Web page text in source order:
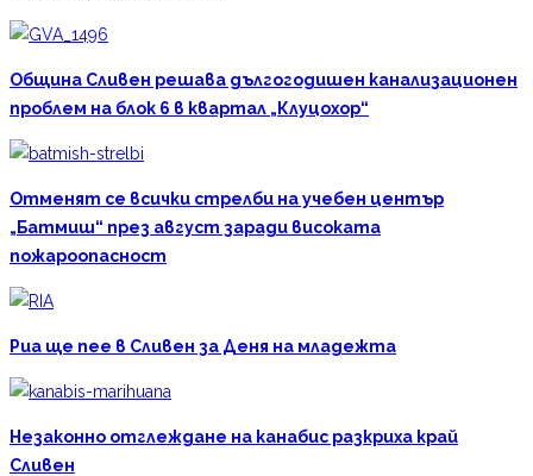
Община Сливен решава дългогодишен канализационен
проблем на блок 6 в квартал „Клуцохор“
Отменят се всички стрелби на учебен център
„Батмиш“ през август заради високата
пожароопасност
Риа ще пее в Сливен за Деня на младежта
Незаконно отглеждане на канабис разкриха край
Сливен